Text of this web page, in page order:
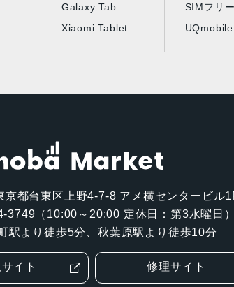
Galaxy Tab
Xiaomi Tablet
SIMフリー
UQmobile
京都台東区上野4-7-8 アメ横センタービル
3749（10:00～20:00 定休日：第3水曜日）
駅より徒歩5分、秋葉原駅より徒歩10分
イト 修理サイト